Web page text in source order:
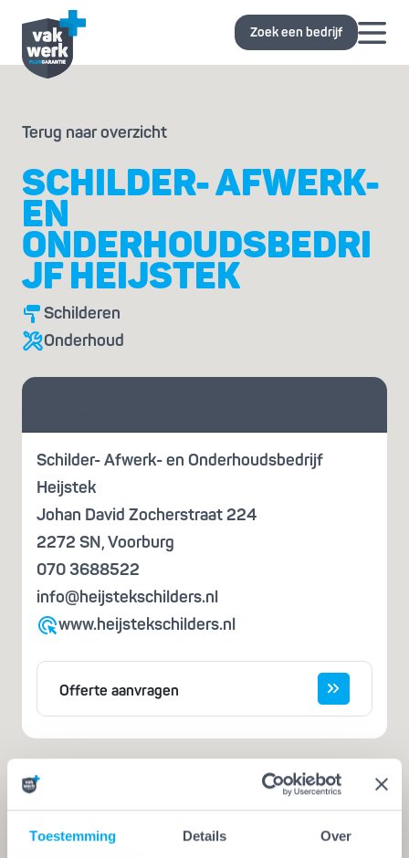
Toestemming Details Over
Zoek een bedrijf
Terug naar overzicht
SCHILDER- AFWERK-
EN
ONDERHOUDSBEDRI
JF HEIJSTEK
Schilderen
Onderhoud
Vraag je
Schilder- Afwerk- en Onderhoudsbedrijf
Heijstek
Johan David Zocherstraat 224
2272 SN,Voorburg
070 3688522
info@heijstekschilders.nl
www.heijstekschilders.nl
Offerte aanvragen
Iemand die zegt dat hij het kan, is nog
geen vakman
Een echte vakman of -vrouw herken je aan de